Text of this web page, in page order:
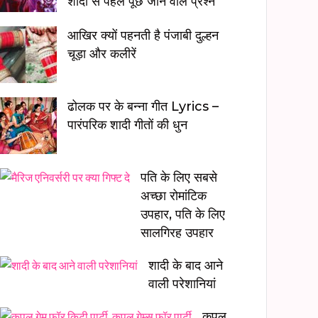
आखिर क्यों पहनती है पंजाबी दुल्हन
चूड़ा और कलीरें
ढोलक पर के बन्ना गीत Lyrics –
पारंपरिक शादी गीतों की धुन
पति के लिए सबसे
अच्छा रोमांटिक
उपहार, पति के लिए
सालगिरह उपहार
शादी के बाद आने
वाली परेशानियां